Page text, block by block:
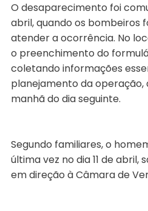
O desaparecimento foi
abril, quando os bombeiros
atender a ocorrência. No
o preenchimento do
coletando informações
planejamento da operação,
manhã do dia seguinte.
Segundo familiares, o
última vez no dia 11 de abril,
em direção à Câmara de